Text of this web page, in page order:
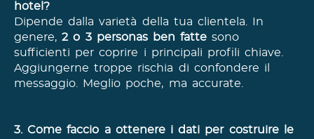
hotel?
Dipende dalla varietà della tua clientela. In
genere,2 o 3 personas ben fatte sono
sufficienti per coprire i principali profili chiave.
Aggiungerne troppe rischia di confondere il
messaggio. Meglio poche, ma accurate.
3. Come faccio a ottenere i dati per costruire le